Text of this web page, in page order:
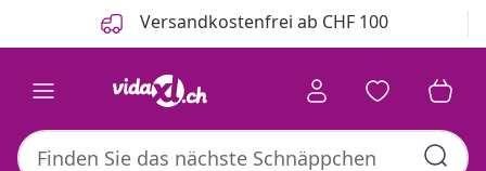
Versandkostenfrei ab CHF 100